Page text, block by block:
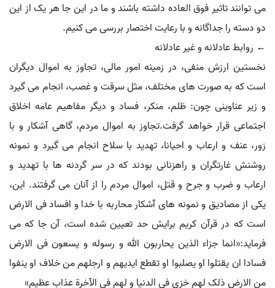
می توانند تاثیر فوق العاده داشته باشند و ما در این جا هر یک از این
دو دسته را جداگانه و با رعایت اختصار بررسی می کنیم.
← روابط عادلانه و غیر عادلانه
نخستین ارزش منفی، در زمینه امور مالی، تجاوز به اموال دیگران
است که به صورت های مختلف، مثل سرقت و غصب، انجام می گیرد
و زیر عناوینی چون: ظلم، منکر، فساد و دیگر مفاهیم عامه اخلاق
اجتماعی قرار خواهد گرفت.تجاوز به اموال مردم، گاهی آشکار و با
زور، عنف و ارعاب و احیانا، تهدید با سلاح انجام می گیرد و نمونه
روشنش غارتگران و راهزنانی بودند که در سر گردنه ها با تهدید و
ارعاب و ضرب و جرح و قتل، اموال مردم را از آنان می گرفتند. این،
یکی از مصادیق و نمونه های آشکار محاربه با خدا و افساد فی الارض
است که در قرآن کریم برایش حد تعیین شده است، آن جا که می
فرماید:«انما جزاء الذین یحاربون الله و رسوله و یسعون فی الارض
فسادا ان یقتلوا او یصلبوا او تقطع ایدیهم و ارجلهم من خلاف او ینفوا
من الارض ذلک لهم خزی فی الدنیا و لهم فی الآخرة عذاب عظیم»